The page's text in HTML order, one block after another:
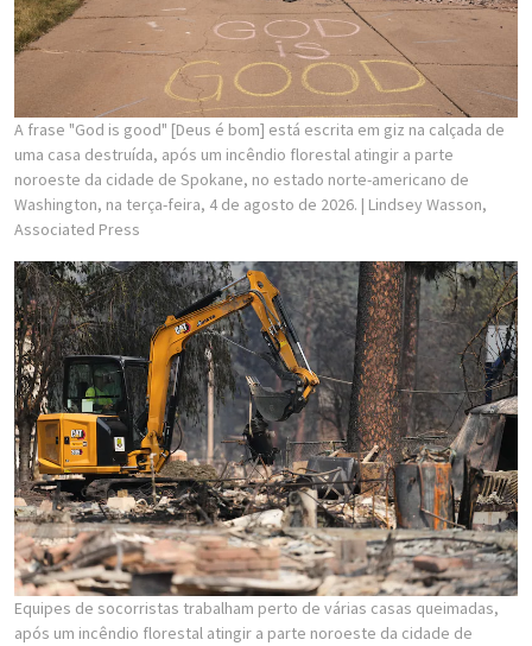
A frase "God is good" [Deus é bom] está escrita em giz na calçada de
uma casa destruída, após um incêndio florestal atingir a parte
noroeste da cidade de Spokane, no estado norte-americano de
Washington, na terça-feira, 4 de agosto de 2026. | Lindsey Wasson,
Associated Press
Equipes de socorristas trabalham perto de várias casas queimadas,
após um incêndio florestal atingir a parte noroeste da cidade de